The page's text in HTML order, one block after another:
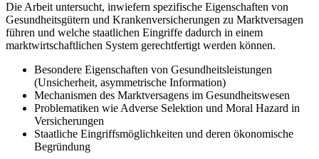
Die Arbeit untersucht, inwiefern spezifische Eigenschaften von
Gesundheitsgütern und Krankenversicherungen zu Marktversagen
führen und welche staatlichen Eingriffe dadurch in einem
marktwirtschaftlichen System gerechtfertigt werden können.
Besondere Eigenschaften von Gesundheitsleistungen
(Unsicherheit, asymmetrische Information)
Mechanismen des Marktversagens im Gesundheitswesen
Problematiken wie Adverse Selektion und Moral Hazard in
Versicherungen
Staatliche Eingriffsmöglichkeiten und deren ökonomische
Begründung